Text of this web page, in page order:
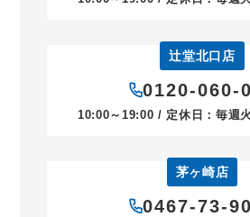
辻堂北口店
0120-060-
10:00～19:00 / 定休日：毎週
茅ヶ崎店
0467-73-